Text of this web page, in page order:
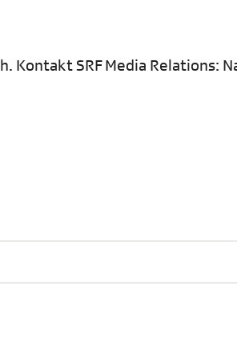
Kontakt SRF Media Relations: